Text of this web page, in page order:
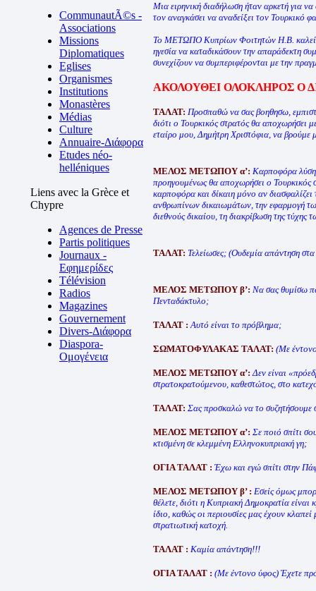
CommunautÃ©s -
Associations
Missions
Diplomatiques
Eglises
Organismes
Institutions
Monastères
Médias
Culture
Annuaire-Διάφορα
Etudes néo-
helléniques
Liens avec la Grèce et
Chypre
Agences de Presse
Partis politiques
Journaux -
Εφημερίδες
Télévision
Radios
Magazines
Gouvernement
Divers-Διάφορα
Diaspora-
Ομογένεια
Μια ειρηνική διαδήλωση ήταν αρκετή για να
τον αναγκάσει να αναδείξει τον Τουρκικό
Το ΜΕΤΩΠΟ Κυπρίων Φοιτητών Η.Β. καλεί
ηγεσία να καταδικάσουν την απαράδεκτη
συνεχίζουν να συμπεριφέρονται με την
ΑΚΟΛΟΥΘΕΙ ΟΛΟΚΛΗΡΟΣ Ο
ΤΑΛΑΤ: Προσπαθώ να σας βοηθησω,
διότι ο Τουρκικός στρατός θα αποχωρήσει
εταίρο μου, Δημήτρη Χριστόφια, να
ΜΕΛΟΣ ΜΕΤΩΠΟΥ α’: Καρποφόρα λύση
προηγουμένως θα αποχωρήσει ο Τουρκικός
καρποφόρα και δίκαιη μόνο αν
ανθρωπίνων δικαιωμάτων, την εφαρμογή
διεθνούς δικαίου, τη διακρίβωση της
ΤΑΛΑΤ: Τελείωσες; (Ουδεμία απάντηση
ΜΕΛΟΣ ΜΕΤΩΠΟΥ β’: Να σας θυμίσω
Πενταδάκτυλο;
ΤΑΛΑΤ : Αυτό είναι το πρόβλημα;
ΣΩΜΑΤΟΦΥΛΑΚΑΣ ΤΑΛΑΤ: (Με
ΜΕΛΟΣ ΜΕΤΩΠΟΥ α’: Δεν είναι
στρατοκρατούμενου, καθεστώτος, στο
ΤΑΛΑΤ: Σας προσκαλώ να το συζητήσουμε
ΜΕΛΟΣ ΜΕΤΩΠΟΥ α’: Σε ποιό σπίτι
κτισμένη σε κλεμμένη Ελληνοκυπριακή γη;
ΟΓΙΑ ΤΑΛΑΤ : Έχω και εγώ σπίτι στην
ΜΕΛΟΣ ΜΕΤΩΠΟΥ β’ : Εσείς όμως
θέλετε, διότι η Κυπριακή Δημοκρατία
ίδιο, καθώς οι περιουσίες μας έχουν
στρατιωτική κατοχή.
ΤΑΛΑΤ : Καμία απάντηση!!!
ΟΓΙΑ ΤΑΛΑΤ : (Με έντονο ύφος) Έχετε